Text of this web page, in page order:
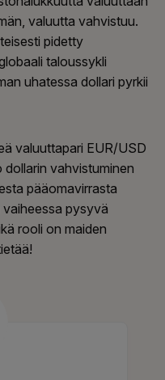
valuutta vahvistuu.
pidetty
taloussykli
uhatessa dollari pyrkii
valuuttapari EUR/USD
vahvistuminen
pääomavirrasta
vaiheessa pysyvä
rooli on maiden